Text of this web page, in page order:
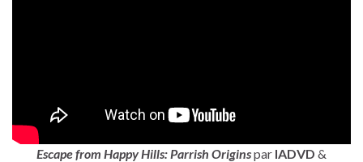
Escape from Happy Hills: Parrish Originspar IADVD &